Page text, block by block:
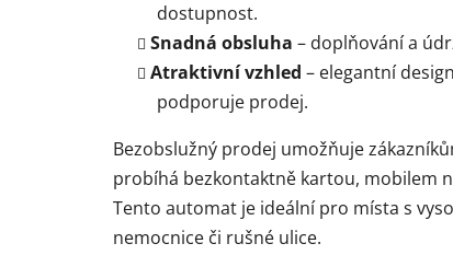
dostupnost.
Snadná obsluha – doplňování a
Atraktivní vzhled – elegantní
podporuje prodej.
Bezobslužný prodej umožňuje
probíhá bezkontaktně kartou, mobilem
Tento automat je ideální pro místa s
nemocnice či rušné ulice.